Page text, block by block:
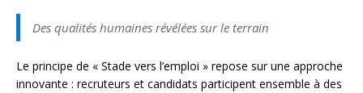
Des qualités humaines révélées sur le terrain
Le principe de « Stade vers l’emploi » repose sur une approche
innovante : recruteurs et candidats participent ensemble à des